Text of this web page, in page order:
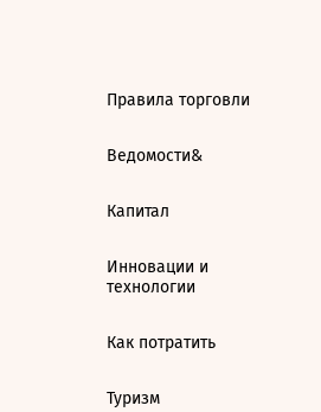
Правила торговли
Ведомости&
Капитал
Инновации и
технологии
Как потратить
Туризм